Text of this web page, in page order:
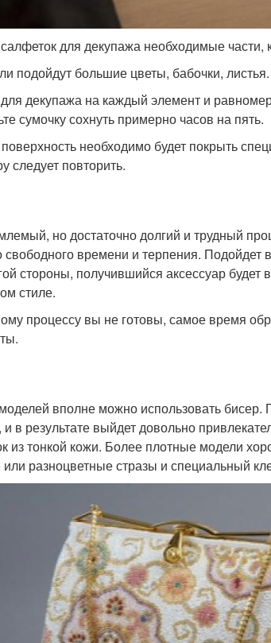
для декупажа необходимые части,
подойдут большие цветы, бабочки, листья.
декупажа на каждый элемент и
сумочку сохнуть примерно часов на пять.
необходимо будет покрыть
следует повторить.
но достаточно долгий и трудный
времени и терпения. Подойдет
стороны, получившийся аксессуар будет
стиле.
процессу вы не готовы, самое время
вполне можно использовать
в результате выйдет довольно
из тонкой кожи. Более плотные модели
разноцветные стразы и специальный